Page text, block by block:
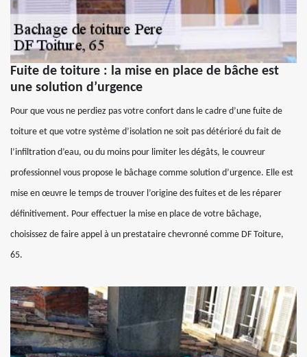
Fuite de toiture : la mise en place de bâche est
une solution d’urgence
Pour que vous ne perdiez pas votre confort dans le cadre d’une fuite de
toiture et que votre système d’isolation ne soit pas détérioré du fait de
l’infiltration d’eau, ou du moins pour limiter les dégâts, le couvreur
professionnel vous propose le bâchage comme solution d’urgence. Elle est
mise en œuvre le temps de trouver l’origine des fuites et de les réparer
définitivement. Pour effectuer la mise en place de votre bâchage,
choisissez de faire appel à un prestataire chevronné comme DF Toiture,
65.